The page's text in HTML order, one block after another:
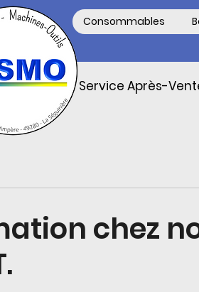
Consommables
Service Après-
chez